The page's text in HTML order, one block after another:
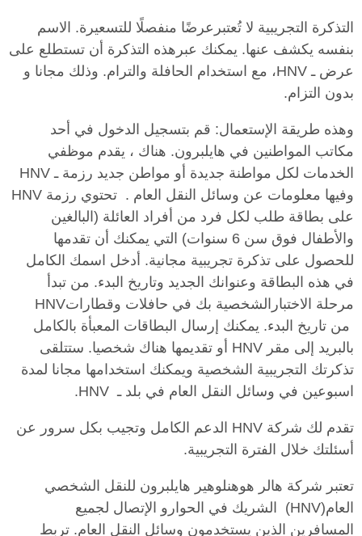
التذكرة التجريبية لا تُعتبرعرضًا منفصلًا للتسعيرة. الاسم
بنفسه يكشف عنها. يمكنك عبرهذه التذكرة أن تستطلع على
عرض ـ HNV، مع استخدام الحافلة والترام. وذلك مجانا و
بدون التزام.
وهذه طريقة الإستعمال: قم بتسجيل الدخول في أحد
مكاتب المواطنين في هايلبرون. هناك ، يقدم موظفي
الخدمات لكل مواطنة جديدة أو مواطن جديد رزمة ـ HNV
وفيها معلومات عن وسائل النقل العام . تحتوي رزمة HNV
على بطاقة طلب لكل فرد من أفراد العائلة (البالغين
والأطفال فوق سن 6 سنوات) التي يمكنك أن تقدمها
للحصول على تذكرة تجريبية مجانية. أدخل اسمك الكامل
في هذه البطاقة وعنوانك الجديد وتاريخ البدء. من تبدأ
مرحلة الاختبارالشخصية بك في حافلات وقطاراتHNV
من تاريخ البدء. يمكنك إرسال البطاقات المعبأة بالكامل
بالبريد إلى مقر HNV أو تقديمها هناك شخصيا. ستتلقى
تذكرتك التجريبية الشخصية ويمكنك استخدامها مجانا لمدة
اسبوعين في وسائل النقل العام في بلد ـ HNV.
تقدم لك شركة HNV الدعم الكامل وتجيب بكل سرور عن
أسئلتك خلال الفترة التجريبية.
تعتبر شركة هالر هوهنلوهير هايلبرون للنقل الشخصي
العام(HNV) الشريك في الحوارو الإتصال لجميع
المسافرين الذين يستخدمون وسائل النقل العام. تربط